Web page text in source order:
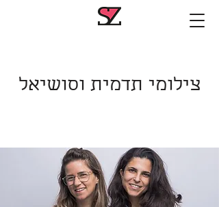
צילומי תדמית וסושיאל